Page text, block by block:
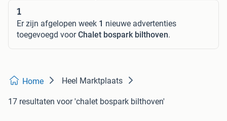
1
Er zijn afgelopen week 1 nieuwe advertenties
toegevoegd voorChalet bospark bilthoven.
Home Heel Marktplaats
17 resultaten voor 'chalet bospark bilthoven'